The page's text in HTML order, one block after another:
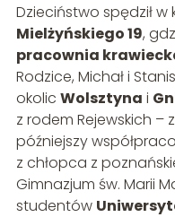
Dzieciństwo spędził
Mielżyńskiego 19,
pracownia
Rodzice, Michał i
okolic Wolsztyna i
z rodem Rejewskich –
późniejszy
z chłopca z
Gimnazjum św. Marii
studentów